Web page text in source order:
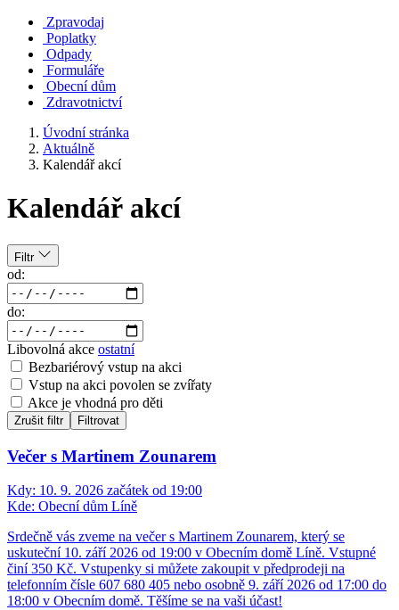
Zpravodaj
Poplatky
Odpady
Formuláře
Obecní dům
Zdravotnictví
Úvodní stránka
Aktuálně
Kalendář akcí
Kalendář akcí
Filtr
od:
do:
Libovolná akce ostatní
Bezbariérový vstup na akci
Vstup na akci povolen se zvířaty
Akce je vhodná pro děti
Zrušit filtr Filtrovat
Večer s Martinem Zounarem
Kdy: 10. 9. 2026 začátek od 19:00
Kde: Obecní dům Líně
Srdečně vás zveme na večer s Martinem Zounarem, který se
uskuteční 10. září 2026 od 19:00 v Obecním domě Líně. Vstupné
činí 350 Kč. Vstupenky si můžete zakoupit v předprodeji na
telefonním čísle 607 680 405 nebo osobně 9. září 2026 od 17:00 do
18:00 v Obecním domě. Těšíme se na vaši účast!